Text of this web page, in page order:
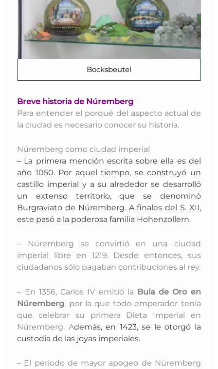
Bocksbeutel
Breve historia de Núremberg
Para entender el porqué del aspecto actual de
la ciudad es necesario conocer su historia.
Núremberg como ciudad imperial
– La primera mención escrita sobre ella es del
año 1050. Por aquel tiempo, se construyó un
castillo imperial y a su alrededor se desarrolló
un extenso territorio, que se denominó
Burgraviato de Núremberg. A finales del S. XII,
este pasó a la poderosa familia Hohenzollern.
– Núremberg se convirtió en una ciudad
imperial libre en 1219. Desde entonces, sus
ciudadanos sólo pagaban contribuciones al rey.
– En 1356, Carlos IV emitió la Bula de Oro en
Núremberg, por la que todo emperador tenía
que celebrar su primera Dieta Imperial en
Núremberg. Además, en 1423, se le otorgó la
custodia de las joyas imperiales.
– El periodo de mayor apogeo de Núremberg